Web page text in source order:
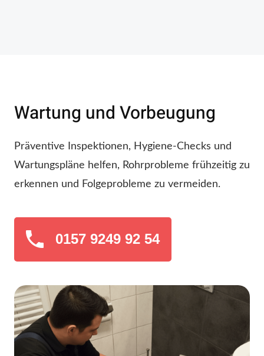
Wartung und Vorbeugung
Präventive Inspektionen, Hygiene-Checks und
Wartungspläne helfen, Rohrprobleme frühzeitig zu
erkennen und Folgeprobleme zu vermeiden.
0157 9249 92 54